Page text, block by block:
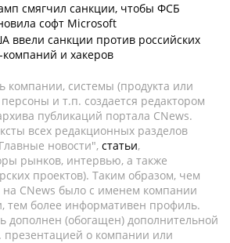
смягчил санкции, чтобы ФСБ
софт Microsoft
ввели санкции против российских
и хакеров
системы (продукта или
персоны и т.п. создается редактором
публикаций портала CNews.
всех редакционных разделов
новости", статьи,
рынков, интервью, а также
проектов). Таким образом, чем
CNews было с именем компании
тем более информативен профиль.
дополнен (обогащен) дополнительной
о компании или